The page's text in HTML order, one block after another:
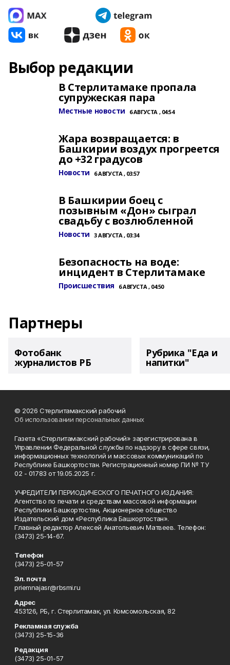
Выбор редакции
В Стерлитамаке пропала
супружеская пара
Местные новости 6 АВГУСТА , 04:54
Жара возвращается: в
Башкирии воздух прогреется
до +32 градусов
Новости 6 АВГУСТА , 03:57
В Башкирии боец с
позывным «Дон» сыграл
свадьбу с возлюбленной
Новости 3 АВГУСТА , 03:34
Безопасность на воде:
инцидент в Стерлитамаке
Происшествия 6 АВГУСТА , 04:50
Партнеры
Фотобанк
журналистов РБ
Рубрика "Еда и
напитки"
© 2026 Стерлитамакский рабочий
Об использовании персональных данных
Газета «Стерлитамакский рабочий» зарегистрирована в
Управлении Федеральной службы по надзору в сфере связи,
информационных технологий и массовых коммуникаций по
Республике Башкортостан. Регистрационный номер ПИ № ТУ
02 - 01783 от 19.05.2025 г.
УЧРЕДИТЕЛИ ПЕРИОДИЧЕСКОГО ПЕЧАТНОГО ИЗДАНИЯ:
Агентство по печати и средствам массовой информации
Республики Башкортостан, Акционерное общество
Издательский дом «Республика Башкортостан».
Главный редактор Алексей Анатольевич Матвеев. Телефон:
(3473) 25-14-67.
Телефон
(3473) 25-01-57
Эл. почта
priemnajasr@rbsmi.ru
Адрес
453126, РБ, г. Стерлитамак, ул. Комсомольская, 82
Рекламная служба
(3473) 25-15-36
Редакция
(3473) 25-01-57